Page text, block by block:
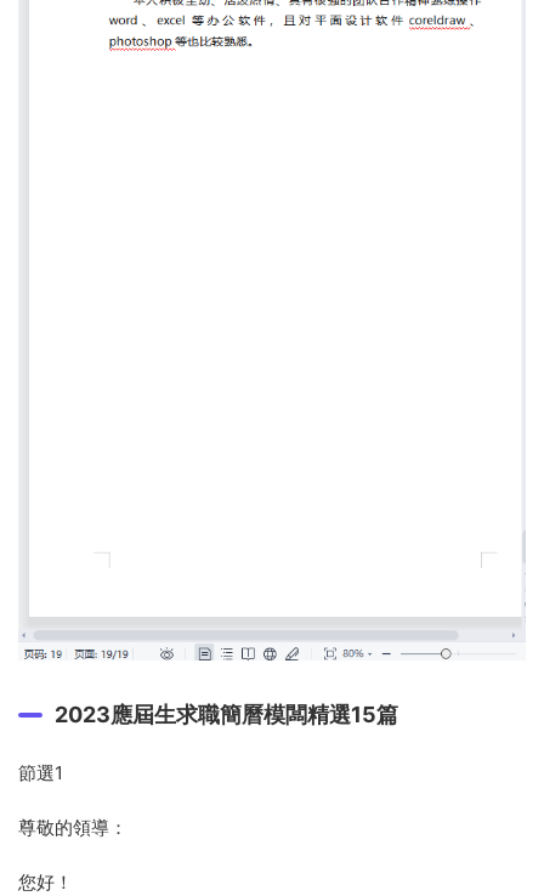
2023應屆生求職簡曆模闆精選15篇
節選1
尊敬的領導：
您好！